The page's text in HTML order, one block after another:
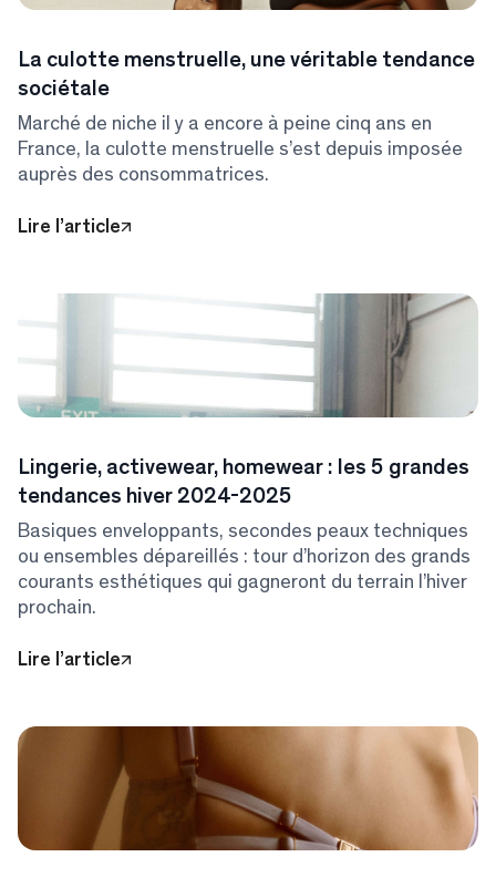
La culotte menstruelle, une véritable tendance
sociétale
Marché de niche il y a encore à peine cinq ans en
France, la culotte menstruelle s’est depuis imposée
auprès des consommatrices.
Lire l’article
Lingerie, activewear, homewear : les 5 grandes
tendances hiver 2024-2025
Basiques enveloppants, secondes peaux techniques
ou ensembles dépareillés : tour d’horizon des grands
courants esthétiques qui gagneront du terrain l’hiver
prochain.
Lire l’article